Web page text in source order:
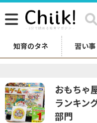
知育のタネ 習い
おもちゃ
ランキン
部門